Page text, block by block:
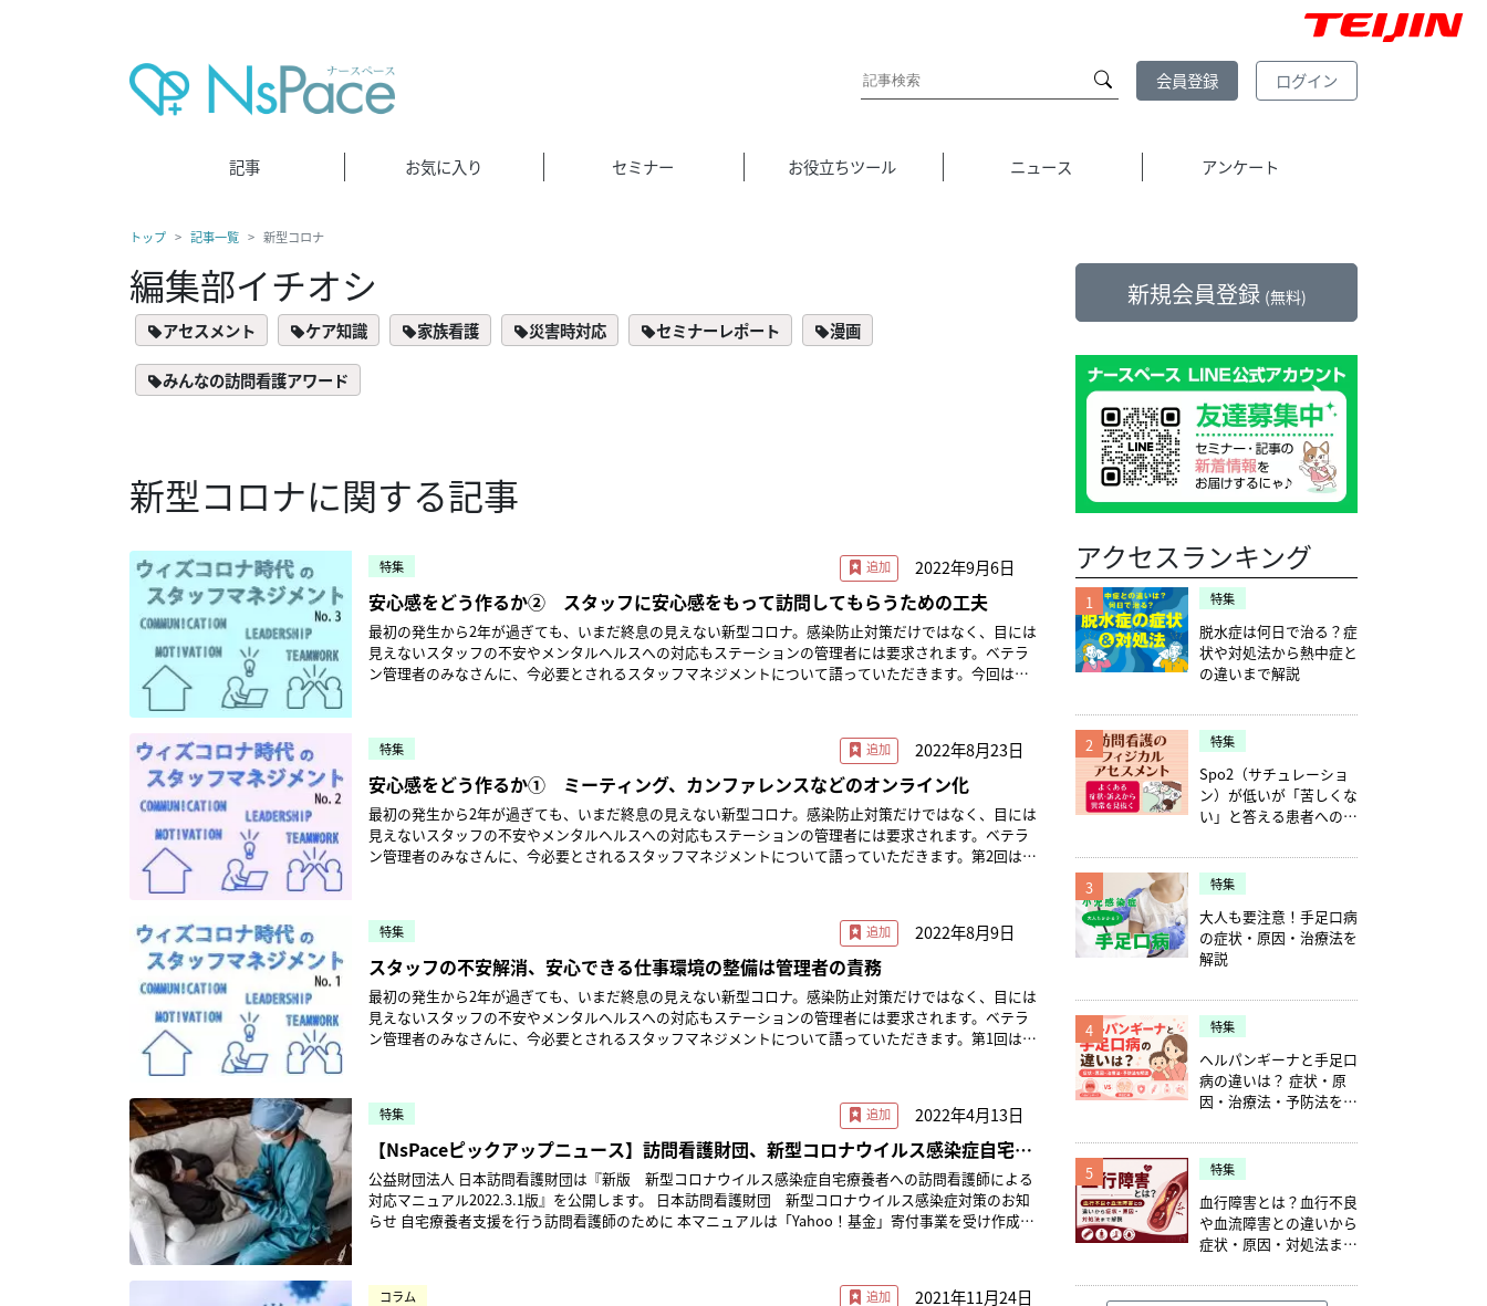
ログイン
会員登録
記事 お気に入り セミナー お役立ちツール ニュース アンケート
トップ 記事一覧 新型コロナ
編集部イチオシ
アセスメント ケア知識 家族看護 災害時対応 セミナーレポート 漫画
みんなの訪問看護アワード
新型コロナに関する記事
特集 2022年9月6日
安心感をどう作るか② スタッフに安心感をもって訪問してもらうための工夫
最初の発生から2年が過ぎても、いまだ終息の見えない新型コロナ。感染防止対策だけではなく、目には
見えないスタッフの不安やメンタルヘルスへの対応もステーションの管理者には要求されます。ベテラ
ン管理者のみなさんに、今必要とされるスタッフマネジメントについて語っていただきます。今回は、
ご確認ください。 お話中島朋子東久留米白十字訪問看護ステーション 所長 「迷い」は「不安」につ
ながります。スタッフが迷うことなく訪問に臨むためには、「判断基準」の共有が欠かせません。第1回
では、安心できる仕事環境整備について述べましたが、今回はもう少し掘り下げて具体的な事柄をお伝
えします。 PPE使用についてのスタッフの遠慮 スタッフに迷いが最も見受けられたのは、PPE（個人防
護具）の着用についてでした。新型コロナウイルス感染症が拡大しはじめたころ、テレビや新聞などの
メディアは、感染対策用品の不足を連日伝えていました。 それもあり、巷では、マスクが店頭から姿を
消し、トイレットペーパーさえも、奪い合いが起こりました。医療現場も同様です。特に在宅は病院に
した状況のなか、スタッフは事業所のことを心配したのでしょう、PPEの使用に迷い、特に高額なN95マ
スクの装着には、遠慮がみられるようになりました。 躊躇なくPPEを使うために PPEの利用を控えてし
まっていては、スタッフ自身、そしてスタッフがかかわる利用者や家族を感染から守ることはできませ
ん。何よりも、そのときの状況に適合した「感染対策マニュアル」のアップデートが急務でした。 そこ
で、まずは、所長の私と副所長とで、PPE使用の判断基準のベースを作りました。 ベース作りにあたっ
ては、厚生労働省、日本看護協会、東京都看護協会などが発信する信頼できる情報に毎日目を通すとと
もに、メディアの報道にもアンテナを張りました。たとえば、スーパーコンピュータ「富岳」による、
行のしやすさ 迷わず・躊躇なくPPEを使うための判断基準には、わかりやすさと実行のしやすさが必要
小児・認知症・呼吸困難などでマスクができない場合には、N95マスクをもれなく使用するなどの判断基
準を、できるかぎり具体的に示しました。 判断基準の合意と共有 判断基準は、納得のもとに利用しても
らう必要があります。「判断基準」をトップダウンで守ってもらうのではなく、スタッフから現場感覚
にあふれる意見をもらいながら、場面ごとに「これでいいよね」と合意を行い、納得のもとに共有して
を、正しく・速く入手することが大切です。 まずは、利用者宅に手紙を送り、PPEの使用に理解を求め
特集 2022年8月23日
安心感をどう作るか① ミーティング、カンファレンスなどのオンライン化
最初の発生から2年が過ぎても、いまだ終息の見えない新型コロナ。感染防止対策だけではなく、目には
見えないスタッフの不安やメンタルヘルスへの対応もステーションの管理者には要求されます。ベテラ
ン管理者のみなさんに、今必要とされるスタッフマネジメントについて語っていただきます。第2回は前
ださい。 お話中島朋子東久留米白十字訪問看護ステーション 所長 カンファレンスをオンライン化 新
型コロナウイルス感染症への対応で、オンライン化への取り組みは、一気に速度を上げました。結論か
ら言ってしまえば、「やって良かった、デメリットはまったく感じない」と断言できると思います。 従
来どおりの頻度でミニカンファレンス 利用者情報の共有は、訪問看護業務の生命線といってもよいでし
ょう。従来から、出勤者全員が参加する、毎朝30分のミニカンファレンスを開いていましたが、コロナ
禍になっても休止したり、縮小したりすることは、まったく頭にありませんでした。 そこで、いち早く
Zoomを活用したオンライン会議を開始。3密を避けるために事務所のレイアウト変更を行ってからは、
議に参加します。自宅参加のスタッフは、会議終了後に事務所に立ち寄り、訪問看護バッグをピックアッ
プする方式に切り替えました。 余談ですが、壁向きのデスク配置は、業務が集中してできるという観点
から、コロナ禍以前から検討していたレイアウトです。結果的に、コロナ禍で早期に実現できることに
なりました。 夕方の申し送りは、アラームが合図 17時30分、事務所内にアラームが響きます。夜勤者に
引き継ぐための申し送りもZoomで行います。アラームを合図に、参加者は各自のデスクから会議に参加
します。また、直帰したスタッフは自宅から参加します。 直帰するのは、主に、発熱のある利用者を訪
問したスタッフです。発熱者への訪問は1日の最後とし、訪問後は直帰して、ただちに自宅で入浴するこ
ています。Zoomなどのオンライン会議システムは、コロナ禍が終わっても、欠かすことはできないでし
特集 2022年8月9日
スタッフの不安解消、安心できる仕事環境の整備は管理者の責務
最初の発生から2年が過ぎても、いまだ終息の見えない新型コロナ。感染防止対策だけではなく、目には
見えないスタッフの不安やメンタルヘルスへの対応もステーションの管理者には要求されます。ベテラ
ン管理者のみなさんに、今必要とされるスタッフマネジメントについて語っていただきます。第1回は、
お話中島朋子東久留米白十字訪問看護ステーション 所長 「スタッフを感染させない！」 新型コロナ
ウイルス感染症が国内でくすぶりはじめたとき、私の頭はその思いでいっぱいになりました。精神的緊
張状態のなか、「今このときに、管理者として何をすれば最善なのか」を考え続け、一つひとつ実行し
てきました。 先手先手のPPEストック 感染症対策は、見えない相手との闘いです。闘いには武器が必要
です。有力な武器の筆頭は、PPE（個人防護具）です。2020年2月早々には、PPEのストックを始めまし
た。その費用が持ち出しになる心配はありましたけれど、スタッフの安全には代えられません。 日本国
内では、感染者もまだまだ少なく、死者も出ていない段階でしたが、2月7日には、感染・リスクマネジ
は、感染、または、感染の疑いのある利用者宅を訪問できるかどうかを尋ねるものです。 事業所の看護
特集 2022年4月13日
【NsPaceピックアップニュース】訪問看護財団、新型コロナウイルス感染症自宅療
養者への訪問看護師による対応マニュアルを無料公開
公益財団法人 日本訪問看護財団は『新版 新型コロナウイルス感染症自宅療養者への訪問看護師による
対応マニュアル2022.3.1版』を公開します。 日本訪問看護財団 新型コロナウイルス感染症対策のお知
らせ 自宅療養者支援を行う訪問看護師のために 本マニュアルは「Yahoo！基金」寄付事業を受け作成さ
ようにとの目的で作成されたものです。日本訪問看護財団の公式ホームページでも無料で閲覧・ダウン
コラム 2021年11月24日
新規会員登録 (無料)
アクセスランキング
1 特集
脱水症は何日で治る？症
状や対処法から熱中症と
の違いまで解説
2 特集
Spo2（サチュレーショ
ン）が低いが「苦しくな
い」と答える患者への確
3 特集
大人も要注意！手足口病
の症状・原因・治療法を
解説
4 特集
ヘルパンギーナと手足口
病の違いは？ 症状・原
因・治療法・予防法を解
5 特集
血行障害とは？血行不良
や血流障害との違いから
症状・原因・対処法まで